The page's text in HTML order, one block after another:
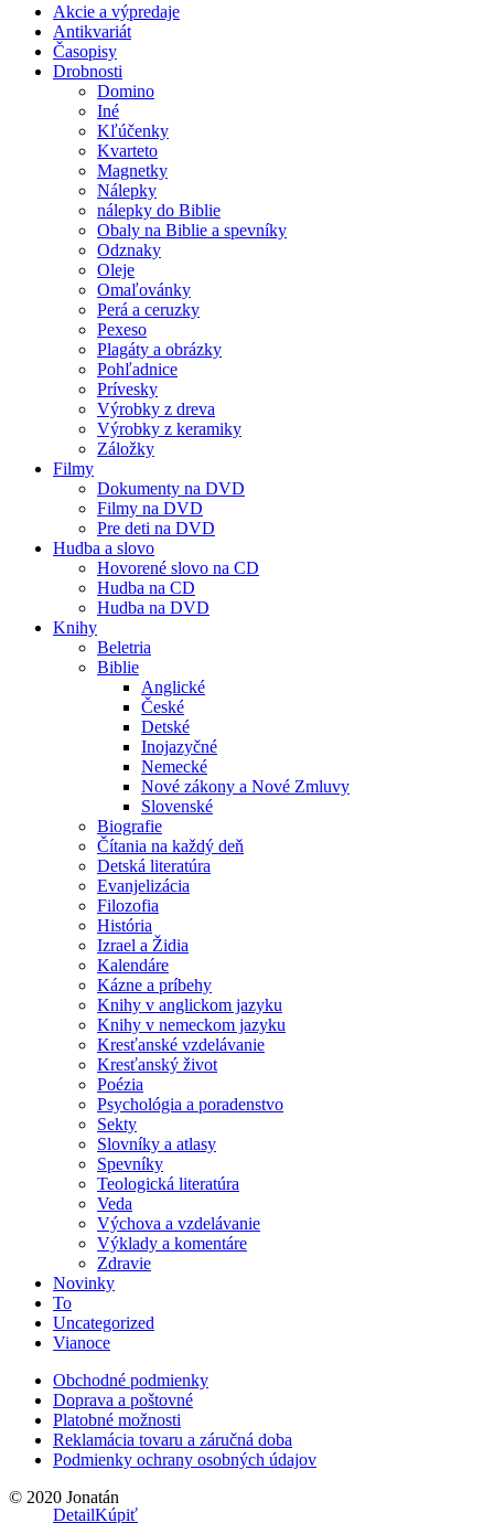
DetailKúpiť
Akcie a výpredaje
Antikvariát
Časopisy
Drobnosti
Domino
Iné
Kľúčenky
Kvarteto
Magnetky
Nálepky
nálepky do Biblie
Obaly na Biblie a spevníky
Odznaky
Oleje
Omaľovánky
Perá a ceruzky
Pexeso
Plagáty a obrázky
Pohľadnice
Prívesky
Výrobky z dreva
Výrobky z keramiky
Záložky
Filmy
Dokumenty na DVD
Filmy na DVD
Pre deti na DVD
Hudba a slovo
Hovorené slovo na CD
Hudba na CD
Hudba na DVD
Knihy
Beletria
Biblie
Anglické
České
Detské
Inojazyčné
Nemecké
Nové zákony a Nové Zmluvy
Slovenské
Biografie
Čítania na každý deň
Detská literatúra
Evanjelizácia
Filozofia
História
Izrael a Židia
Kalendáre
Kázne a príbehy
Knihy v anglickom jazyku
Knihy v nemeckom jazyku
Kresťanské vzdelávanie
Kresťanský život
Poézia
Psychológia a poradenstvo
Sekty
Slovníky a atlasy
Spevníky
Teologická literatúra
Veda
Výchova a vzdelávanie
Výklady a komentáre
Zdravie
Novinky
To
Uncategorized
Vianoce
Obchodné podmienky
Doprava a poštovné
Platobné možnosti
Reklamácia tovaru a záručná doba
Podmienky ochrany osobných údajov
© 2020 Jonatán